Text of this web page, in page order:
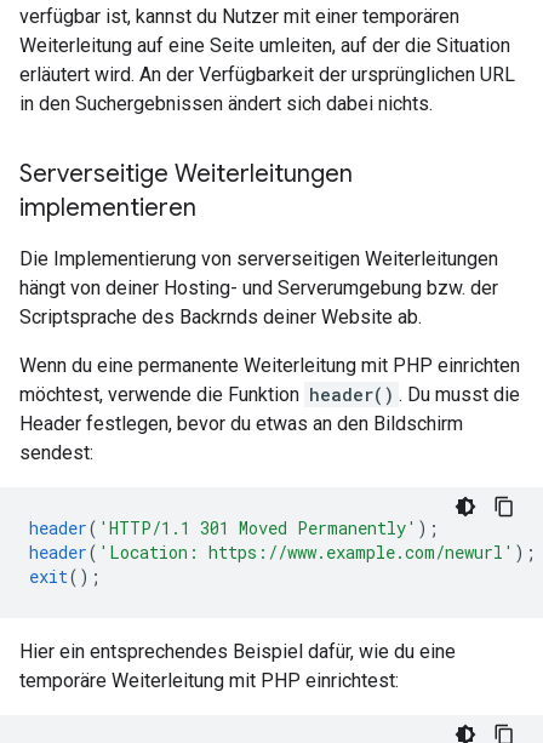
verfügbar ist, kannst du Nutzer mit einer temporären
Weiterleitung auf eine Seite umleiten, auf der die Situation
erläutert wird. An der Verfügbarkeit der ursprünglichen URL
in den Suchergebnissen ändert sich dabei nichts.
Serverseitige Weiterleitungen
implementieren
Die Implementierung von serverseitigen Weiterleitungen
hängt von deiner Hosting- und Serverumgebung bzw. der
Scriptsprache des Backrnds deiner Website ab.
Wenn du eine permanente Weiterleitung mit PHP einrichten
möchtest, verwende die Funktion header() . Du musst die
Header festlegen, bevor du etwas an den Bildschirm
sendest:
header( 'HTTP/1.1 301 Moved Permanently' );
header( 'Location: https://www.example.com/newurl' );
exit();
Hier ein entsprechendes Beispiel dafür, wie du eine
temporäre Weiterleitung mit PHP einrichtest: